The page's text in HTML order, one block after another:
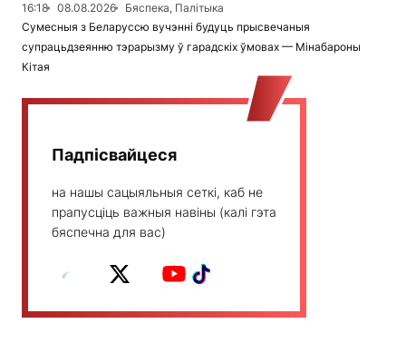
16:18
08.08.2026
Бяспека, Палітыка
Сумесныя з Беларуссю вучэнні будуць прысвечаныя
супрацьдзеянню тэрарызму ў гарадскіх ўмовах — Мінабароны
Кітая
Падпісвайцеся
на нашы сацыяльныя сеткі, каб не
прапусціць важныя навіны (калі гэта
бяспечна для вас)